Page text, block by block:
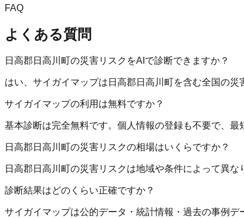
FAQ
よくある質問
日高郡日高川町の災害リスクをAIで診断できますか？
はい、サイガイマップは日高郡日高川町を含む全国の
サイガイマップの利用は無料ですか？
基本診断は完全無料です。個人情報の登録も不要で、最
日高郡日高川町の災害リスクの相場はいくらですか？
日高郡日高川町の災害リスクは地域や条件によって異
診断結果はどのくらい正確ですか？
サイガイマップは公的データ・統計情報・過去の事例